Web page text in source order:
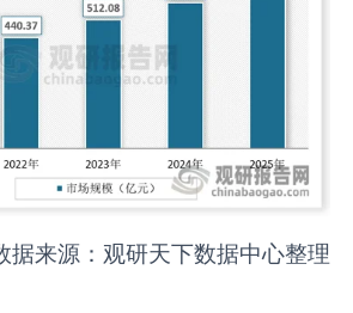
据来源：观研天下数据中心整理